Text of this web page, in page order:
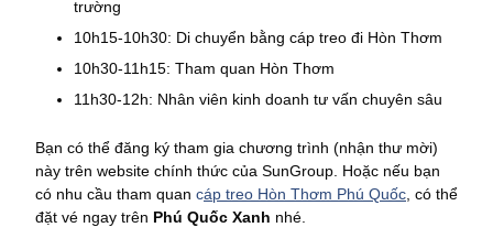
trường
10h15-10h30: Di chuyển bằng cáp treo đi Hòn Thơm
10h30-11h15: Tham quan Hòn Thơm
11h30-12h: Nhân viên kinh doanh tư vấn chuyên sâu
Bạn có thể đăng ký tham gia chương trình (nhận thư mời)
này trên website chính thức của SunGroup. Hoặc nếu bạn
có nhu cầu tham quan cáp treo Hòn Thơm Phú Quốc, có thể
đặt vé ngay trên Phú Quốc Xanh nhé.